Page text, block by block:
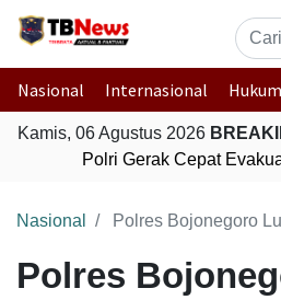
Nasional Internasional Hukum
Kamis, 06 Agustus 2026
Polri Gerak Cepat
Nasional Polres Bojonegoro Luncurkan Vaksin
Polres